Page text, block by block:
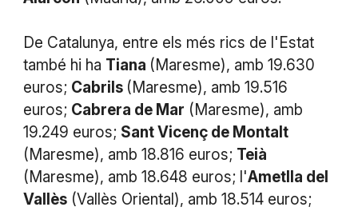
De Catalunya, entre els més rics de l'Estat
també hi ha Tiana (Maresme), amb 19.630
euros; Cabrils (Maresme), amb 19.516
euros; Cabrera de Mar (Maresme), amb
19.249 euros; Sant Vicenç de Montalt
(Maresme), amb 18.816 euros; Teià
(Maresme), amb 18.648 euros; l'Ametlla del
Vallès(Vallès Oriental), amb 18.514 euros;